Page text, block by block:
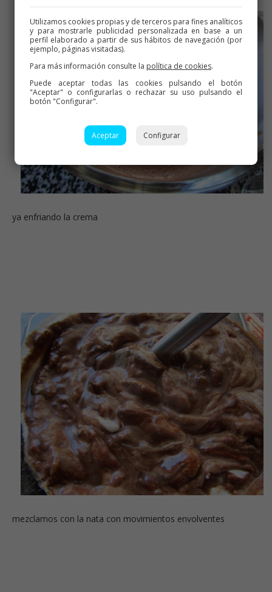
ya enfriando la crema
mezclamos con la nata con movimientos envolventes
Utilizamos cookies propias y de terceros para fines analíticos
y para mostrarle publicidad personalizada en base a un
perfil elaborado a partir de sus hábitos de navegación (por
ejemplo, páginas visitadas).
Para más información consulte la política de cookies.
Puede aceptar todas las cookies pulsando el botón
"Aceptar" o configurarlas o rechazar su uso pulsando el
botón "Configurar".
Aceptar Configurar